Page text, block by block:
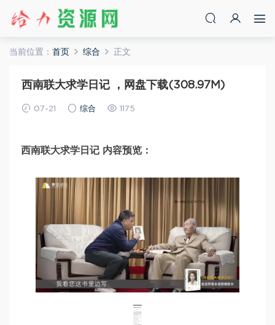
当前位置： 首页 综合 正文
西南联大求学日记 ，网盘下载(308.97M)
07-21 综合 1175
西南联大求学日记 内容预览：